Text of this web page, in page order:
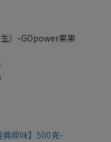
生）-GOpower果果